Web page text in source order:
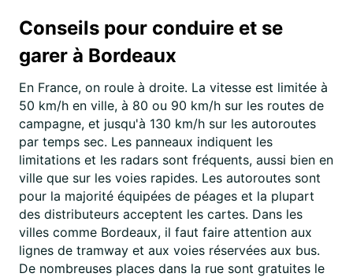
Conseils pour conduire et se
garer à Bordeaux
En France, on roule à droite. La vitesse est limitée à
50 km/h en ville, à 80 ou 90 km/h sur les routes de
campagne, et jusqu'à 130 km/h sur les autoroutes
par temps sec. Les panneaux indiquent les
limitations et les radars sont fréquents, aussi bien en
ville que sur les voies rapides. Les autoroutes sont
pour la majorité équipées de péages et la plupart
des distributeurs acceptent les cartes. Dans les
villes comme Bordeaux, il faut faire attention aux
lignes de tramway et aux voies réservées aux bus.
De nombreuses places dans la rue sont gratuites le